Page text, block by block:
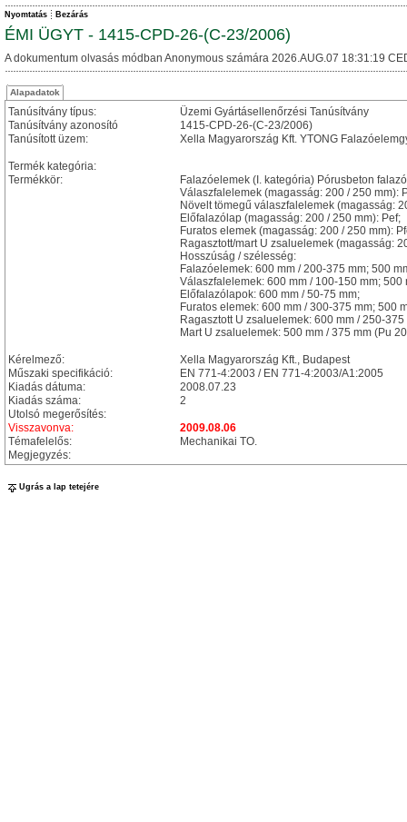
Nyomtatás Bezárás
ÉMI ÜGYT - 1415-CPD-26-(C-23/2006)
A dokumentum olvasás módban Anonymous számára 2026.AUG.07 18:31:19
Alapadatok
Tanúsítvány típus:
Üzemi Gyártásellenőrzési Tanúsítvány
Tanúsítvány azonosító
1415-CPD-26-(C-23/2006)
Tanúsított üzem:
Xella Magyarország Kft. YTONG
Termék kategória:
Termékkör:
Falazóelemek (I. kategória) Pórusbeton
Válaszfalelemek (magasság: 200 / 250 mm):
Növelt tömegű válaszfalelemek (magasság:
Előfalazólap (magasság: 200 / 250 mm): Pef;
Furatos elemek (magasság: 200 / 250 mm):
Ragasztott/mart U zsaluelemek (magasság:
Hosszúság / szélesség:
Falazóelemek: 600 mm / 200-375 mm; 500
Válaszfalelemek: 600 mm / 100-150 mm; 500
Előfalazólapok: 600 mm / 50-75 mm;
Furatos elemek: 600 mm / 300-375 mm; 500
Ragasztott U zsaluelemek: 600 mm / 250-
Mart U zsaluelemek: 500 mm / 375 mm (Pu
Kérelmező:
Xella Magyarország Kft., Budapest
Műszaki specifikáció:
EN 771-4:2003 / EN 771-4:2003/A1:2005
Kiadás dátuma:
2008.07.23
Kiadás száma:
2
Utolsó megerősítés:
Visszavonva:
2009.08.06
Témafelelős:
Mechanikai TO.
Megjegyzés:
Ugrás a lap tetejére